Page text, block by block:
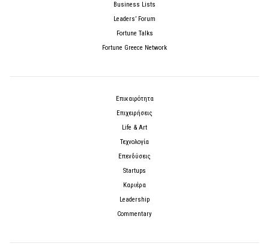
Business Lists
Leaders’ Forum
Fortune Talks
Fortune Greece Network
Επικαιρότητα
Επιχειρήσεις
Life & Art
Τεχνολογία
Επενδύσεις
Startups
Καριέρα
Leadership
Commentary